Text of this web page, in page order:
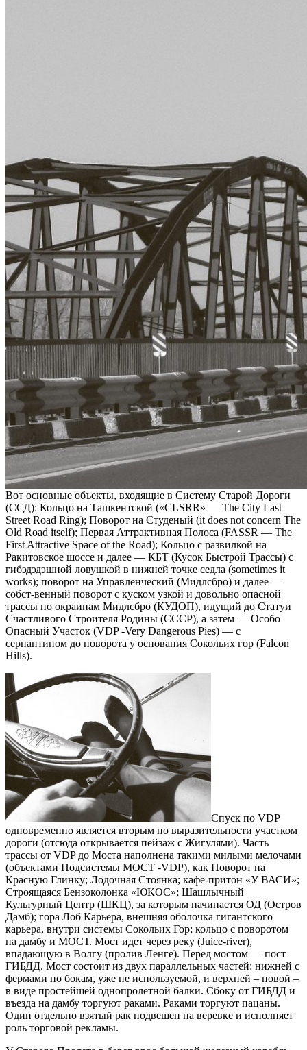
Вот основные объекты, входящие в Систему Старой Дороги
(ССД): Кольцо на Ташкентской («CLSRR» — The City Last
Street Road Ring); Поворот на Студеный (it does not concern The
Old Road itself); Первая Аттрактивная Полоса (FASSR — The
First Attractive Space of the Road); Кольцо с развилкой на
Ракитовское шоссе и далее — КБТ (Кусок Быстрой Трассы) с
гибэдэдэшной ловушкой в нижней точке седла (sometimes it
works); поворот на Управленческий (Мидлсбро) и далее —
собст-венный поворот с куском узкой и довольно опасной
трассы по окраинам Мидлсбро (КУДОП), идущий до Статуи
Счастливого Строителя Родины (СССР), а затем — Особо
Опасный Участок (VDP -Very Dangerous Pies) — с
серпантином до поворота у основания Сокольих гор (Falcon
Hills).
Спуск по VDP
одновременно является вторым по выразительности участком
дороги (отсюда открывается пейзаж с Жигулями). Часть
трассы от VDP до Моста наполнена такими милыми мелочами
(объектами Подсистемы МОСТ -VDP), как Поворот на
Красную Глинку; Лодочная Стоянка; кафе-притон «У ВАСИ»;
Строящаяся Бензоколонка «ЮКОС»; Шашлычный
Культурный Центр (ШКЦ), за которым начинается ОД (Остров
Дамб); гора Лоб Карьера, внешняя оболочка гигантского
карьера, внутри системы Сокольих Гор; кольцо с поворотом
на дамбу и МОСТ. Мост идет через реку (Juice-river),
впадающую в Волгу (пролив Ленге). Перед мостом — пост
ГИБДД. Мост состоит из двух параллельных частей: нижней с
фермами по бокам, уже не используемой, и верхней – новой –
в виде простейшей однопролетной балки. Сбоку от ГИБДД и
въезда на дамбу торгуют раками. Раками торгуют пацаны.
Один отдельно взятый рак подвешен на веревке и исполняет
роль торговой рекламы.